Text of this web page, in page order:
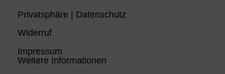
Privatsphäre | Datenschutz
Widerruf
Impressum
Weitere Informationen